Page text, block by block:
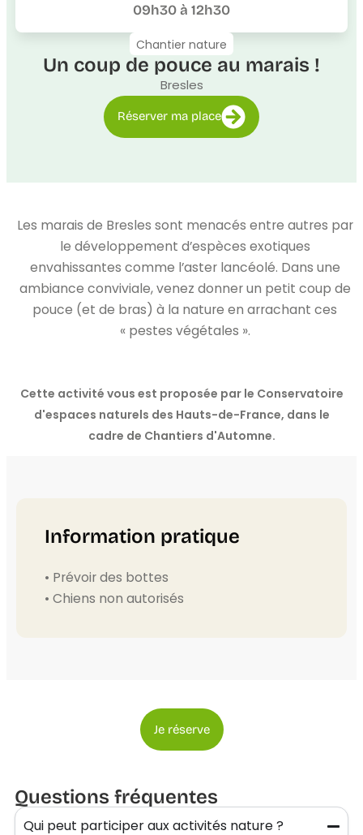
09h30 à 12h30
Chantier nature
Un coup de pouce au marais !
Bresles
Réserver ma place
Les marais de Bresles sont menacés entre autres par
le développement d’espèces exotiques
envahissantes comme l’aster lancéolé. Dans une
ambiance conviviale, venez donner un petit coup de
pouce (et de bras) à la nature en arrachant ces
« pestes végétales ».
Cette activité vous est proposée par le Conservatoire
d'espaces naturels des Hauts-de-France, dans le
cadre de Chantiers d'Automne.
Information pratique
• Prévoir des bottes
• Chiens non autorisés
Je réserve
Questions fréquentes
Qui peut participer aux activités nature ?